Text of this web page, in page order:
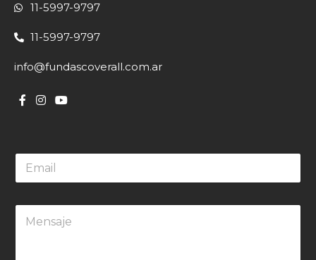
11-5997-9797
11-5997-9797
info@fundascoverall.com.ar
E
a
M